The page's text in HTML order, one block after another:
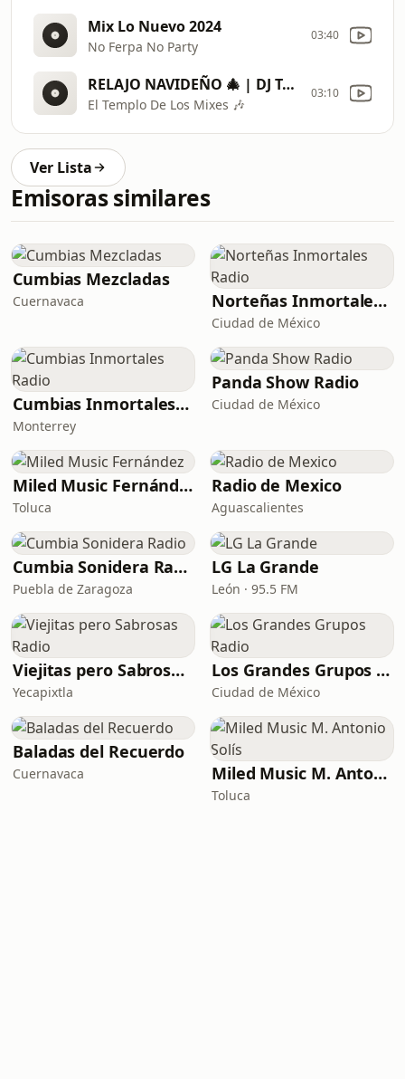
Mix Lo Nuevo 2024
No Ferpa No Party
03:40
RELAJO NAVIDEÑO 🎄 | DJ TAZMANIA EL DEMONIO DE LAS MEZCLAS. #LoMejor #DeLa#CumbiasNavideñas
El Templo De Los Mixes 🎶
03:10
Ver Lista
Emisoras similares
Cumbias Mezcladas
Cuernavaca Norteñas Inmortales Radio
Ciudad de México
Cumbias Inmortales Radio
Monterrey
Panda Show Radio
Ciudad de México
Miled Music Fernández
Toluca
Radio de Mexico
Aguascalientes
Cumbia Sonidera Radio
Puebla de Zaragoza
LG La Grande
León · 95.5 FM
Viejitas pero Sabrosas Radio
Yecapixtla
Los Grandes Grupos Radio
Ciudad de México
Baladas del Recuerdo
Cuernavaca Miled Music M. Antonio Solís
Toluca